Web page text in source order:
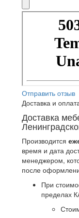
Отправить отзыв
Доставка и
Доставка
Производится
время и дата
менеджером,
после
При
пределах